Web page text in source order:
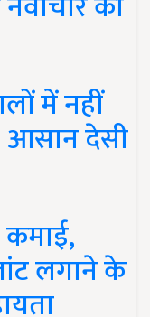
में नहीं
आसान देसी
लगाने के